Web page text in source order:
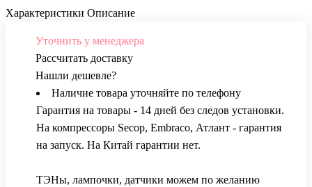
Характеристики Описание
Уточнить у менеджера
Рассчитать доставку
Нашли дешевле?
Наличие товара уточняйте по телефону
Гарантия на товары - 14 дней без следов установки.
На компрессоры Secop, Embraco, Атлант - гарантия
на запуск. На Китай гарантии нет.
ТЭНы, лампочки, датчики можем по желанию